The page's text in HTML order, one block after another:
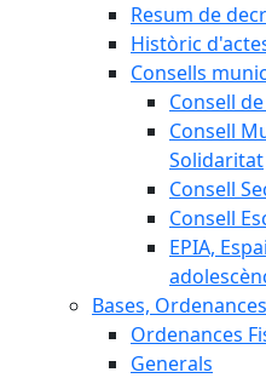
Resum de
Històric
Consells
Consell
Consell
Solidaritat
Consell
Consell
EPIA,
Bases,
Ordenances
Generals